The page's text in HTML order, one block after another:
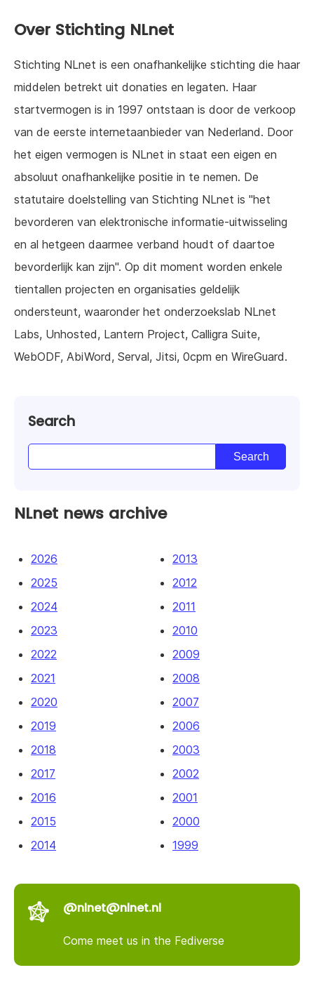
Over Stichting NLnet
Stichting NLnet is een onafhankelijke stichting die haar
middelen betrekt uit donaties en legaten. Haar
startvermogen is in 1997 ontstaan is door de verkoop
van de eerste internetaanbieder van Nederland. Door
het eigen vermogen is NLnet in staat een eigen en
absoluut onafhankelijke positie in te nemen. De
statutaire doelstelling van Stichting NLnet is "het
bevorderen van elektronische informatie-uitwisseling
en al hetgeen daarmee verband houdt of daartoe
bevorderlijk kan zijn". Op dit moment worden enkele
tientallen projecten en organisaties geldelijk
ondersteunt, waaronder het onderzoekslab NLnet
Labs, Unhosted, Lantern Project, Calligra Suite,
WebODF, AbiWord, Serval, Jitsi, 0cpm en WireGuard.
Search
NLnet news archive
2026
2025
2024
2023
2022
2021
2020
2019
2018
2017
2016
2015
2014
2013
2012
2011
2010
2009
2008
2007
2006
2003
2002
2001
2000
1999
@nlnet@nlnet.nl
Come meet us in the Fediverse